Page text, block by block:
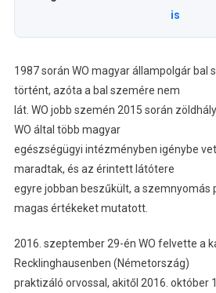
is
1987 során WO magyar állampolgár bal
történt, azóta a bal szemére nem
lát. WO jobb szemén 2015 során
WO által több magyar
egészségügyi intézményben igénybe
maradtak, és az érintett látótere
egyre jobban beszűkült, a szemnyomás
magas értékeket mutatott.
2016. szeptember 29-én WO felvette a
Recklinghausenben (Németország)
praktizáló orvossal, akitől 2016. október